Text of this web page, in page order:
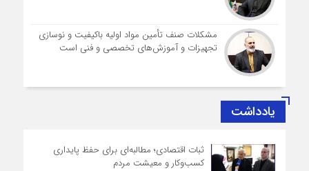
مشکلات صنف تأمین مواد اولیه باکیفیت و نوسازی
تجهیزات و آموزش‌های تخصصی و فنی است
یادداشت
ثبات اقتصادی؛ مطالبه‌ای برای حفظ پایداری
کسب‌وکار و معیشت مردم